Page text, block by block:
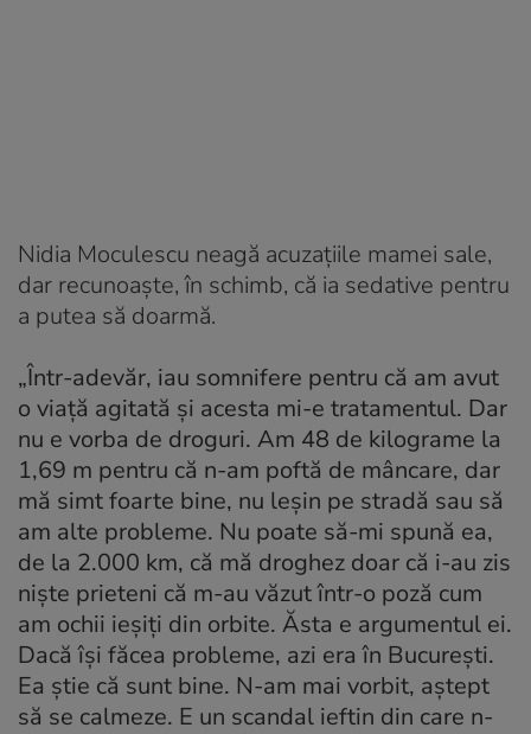
Nidia Moculescu neagă acuzaţiile mamei sale,
dar recunoaşte, în schimb, că ia sedative pentru
a putea să doarmă.
„Într-adevăr, iau somnifere pentru că am avut
o viață agitată și acesta mi-e tratamentul. Dar
nu e vorba de droguri. Am 48 de kilograme la
1,69 m pentru că n-am poftă de mâncare, dar
mă simt foarte bine, nu leșin pe stradă sau să
am alte probleme. Nu poate să-mi spună ea,
de la 2.000 km, că mă droghez doar că i-au zis
niște prieteni că m-au văzut într-o poză cum
am ochii ieșiți din orbite. Ăsta e argumentul ei.
Dacă își făcea probleme, azi era în București.
Ea știe că sunt bine. N-am mai vorbit, aștept
să se calmeze. E un scandal ieftin din care n-